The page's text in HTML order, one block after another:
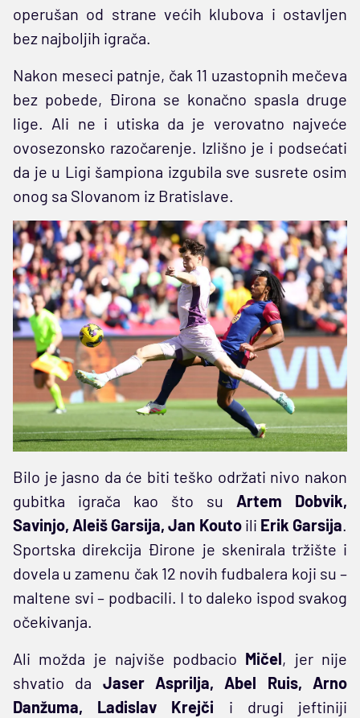
operušan od strane većih klubova i ostavljen
bez najboljih igrača.
Nakon meseci patnje, čak 11 uzastopnih mečeva
bez pobede, Đirona se konačno spasla druge
lige. Ali ne i utiska da je verovatno najveće
ovosezonsko razočarenje. Izlišno je i podsećati
da je u Ligi šampiona izgubila sve susrete osim
onog sa Slovanom iz Bratislave.
Bilo je jasno da će biti teško održati nivo nakon
gubitka igrača kao što su Artem Dobvik,
Savinjo, Aleiš Garsija, Jan Koutoili Erik Garsija.
Sportska direkcija Đirone je skenirala tržište i
dovela u zamenu čak 12 novih fudbalera koji su –
maltene svi – podbacili. I to daleko ispod svakog
očekivanja.
Ali možda je najviše podbacio Mičel, jer nije
shvatio da Jaser Asprilja, Abel Ruis,
Arno
Danžuma, Ladislav Krejči i drugi jeftiniji